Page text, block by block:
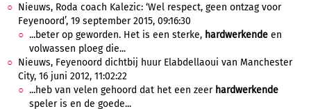
Nieuws, Roda coach Kalezic: ‘Wel respect, geen ontzag voor
Feyenoord’, 19 september 2015, 09:16:30
...beter op geworden. Het is een sterke, hardwerkende en
volwassen ploeg die...
Nieuws, Feyenoord dichtbij huur Elabdellaoui van Manchester
City, 16 juni 2012, 11:02:22
...heb van velen gehoord dat het een zeer hardwerkende
speler is en de goede...